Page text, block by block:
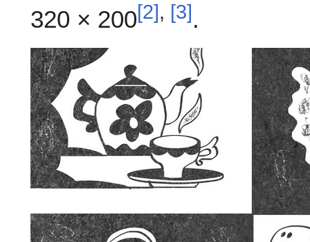
320 × 200[2], [3] .